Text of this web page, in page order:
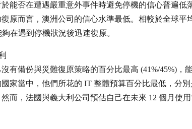
能否在遭遇嚴重意外事件時避免停機的信心普遍低
原而言，澳洲公司的信心水準最低。相較於全球平
在遇到停機狀況後迅速復原。
有備份與災難復原策略的百分比最高 (41%/45%)，
家當中，他們所花的 IT 整體預算百分比最低，分別
而，法國與義大利公司預估自己在未來 12 個月使